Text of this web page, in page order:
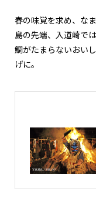
春の味覚を求め、な
島の先端、入道崎で
鯛がたまらないおい
げに。